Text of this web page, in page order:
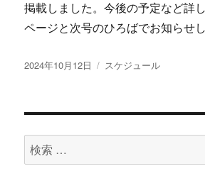
掲載しました。今後の予定など詳
ページと次号のひろばでお知らせし
投
2024年10月12日
カ
リ
スケジュール
検
索